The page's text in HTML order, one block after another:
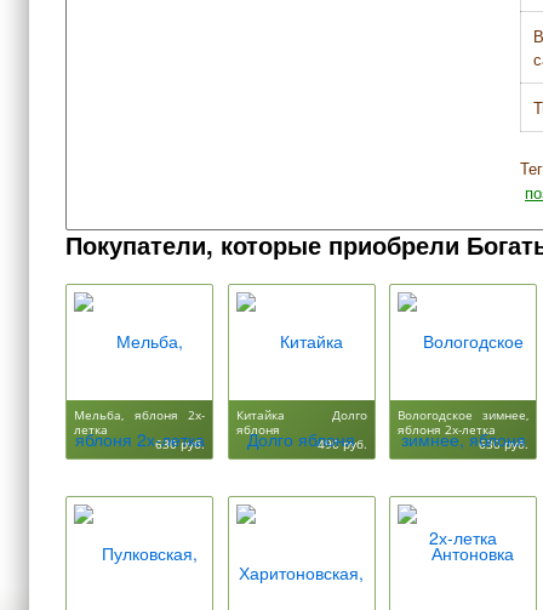
Покупатели, которые приобрели
Мельба, яблоня 2х-
летка
630 руб.
Китайка Долго
яблоня
490 руб.
Вологодское зимнее,
яблоня 2х-летка
630 руб.